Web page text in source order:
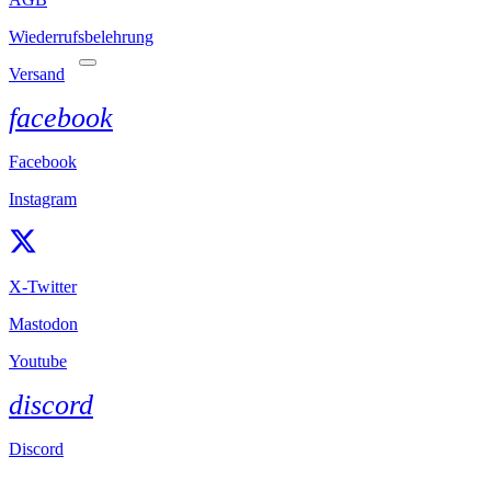
Wiederrufsbelehrung
Versand
facebook
Facebook
Instagram
X-Twitter
Mastodon
Youtube
discord
Discord